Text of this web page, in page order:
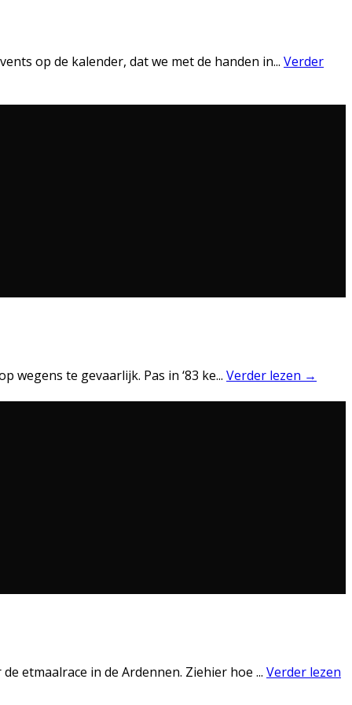
op de kalender, dat we met de handen in... Verder
wegens te gevaarlijk. Pas in ‘83 ke... Verder lezen →
etmaalrace in de Ardennen. Ziehier hoe ... Verder lezen